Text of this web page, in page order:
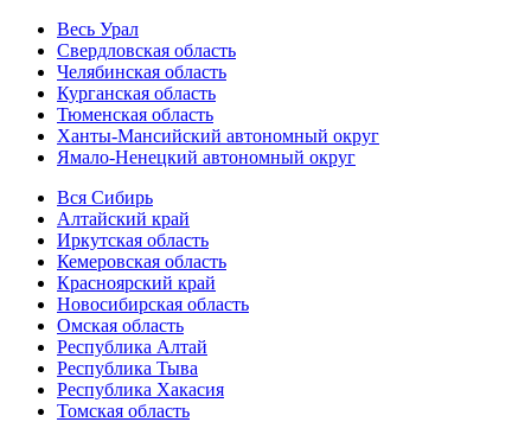
Весь Урал
Свердловская область
Челябинская область
Курганская область
Тюменская область
Ханты-Мансийский автономный округ
Ямало-Ненецкий автономный округ
Вся Сибирь
Алтайский край
Иркутская область
Кемеровская область
Красноярский край
Новосибирская область
Омская область
Республика Алтай
Республика Тыва
Республика Хакасия
Томская область